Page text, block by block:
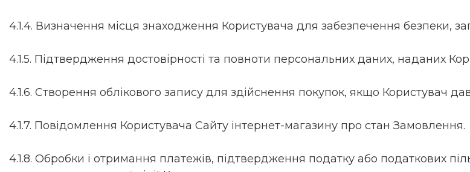
4.1.4. Визначення місця знаходження Користувача для забезпечення безпеки,
4.1.5. Підтвердження достовірності та повноти персональних даних, наданих
4.1.6. Створення облікового запису для здійснення покупок, якщо Користувач
4.1.7. Повідомлення Користувача Сайту інтернет-магазину про стан Замовлення.
4.1.8. Обробки і отримання платежів, підтвердження податку або податкових